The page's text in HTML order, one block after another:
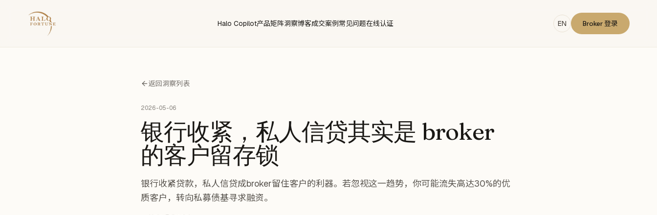
Halo Copilot产品矩阵洞察博客成交案例常见问题在线认证 EN Broker 登录
返回洞察列表
2026-05-06
银行收紧，私人信贷其实是 broker
的客户留存锁
银行收紧贷款，私人信贷成broker留住客户的利器。若忽视这一趋势，你可能流失高达30%的优
质客户，转向私募债基寻求融资。